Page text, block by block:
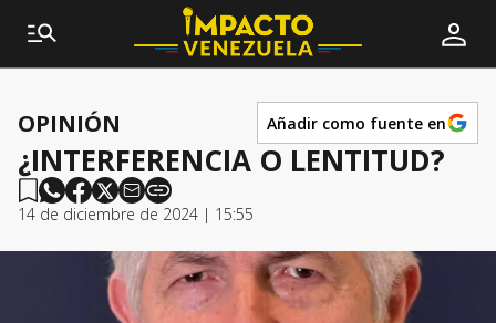
OPINIÓN Añadir como fuente en
¿INTERFERENCIA O LENTITUD?
14 de diciembre de 2024 | 15:55